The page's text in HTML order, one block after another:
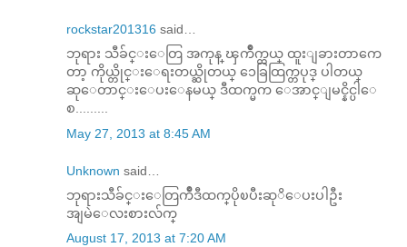
rockstar201316 said…
ဘုရား သီခ်င္းေတြ အကုန္ ၾကိဳက္တယ္ ထူးျခားတာကေ
တာ့ ကိုယ္တိုင္းေရးတယ္ဆိုတယ္ ၁ေခြထြက္တပုဒ္ ပါတယ္
ဆုေတာင္းေပးေနမယ္ ဒီထက္မက ေအာင္ျမင္နိင္ပါေ
စ.........
May 27, 2013 at 8:45 AM
Unknown said…
ဘုရားသီခ်င္​း​ေတြကိဳဒီထက္​ပိုၿပီးဆုိ​ေပးပါဦး
အျမဲ​ေလးစားလ်က္​
August 17, 2013 at 7:20 AM